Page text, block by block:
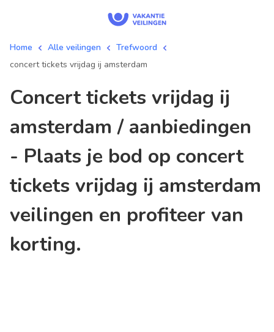
Home Alle veilingen
Trefwoord
concert tickets vrijdag ij amsterdam
concert tickets vrijdag ij
amsterdam / aanbiedingen
- Plaats je bod op concert
tickets vrijdag ij amsterdam
veilingen en profiteer van
korting.